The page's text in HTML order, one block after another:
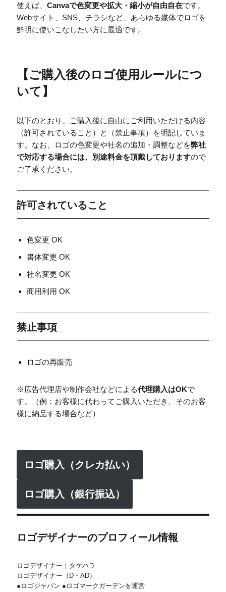
使えば、 Canvaで色変更や拡大・縮小が自由自在です。
Webサイト、SNS、チラシなど、あらゆる媒体でロゴを
鮮明に使いこなしたい方に最適です。
【ご購入後のロゴ使用ルールにつ
いて 】
以下のとおり、ご購入後に自由にご利用いただける内容
（許可されていること）と（禁止事項）を明記していま
す。なお、ロゴの色変更や社名の追加・調整などを弊社
で対応する場合には、別途料金を頂戴しておりますので
ご了承ください。
許可されていること
色変更 OK
書体変更 OK
社名変更 OK
商用利用 OK
禁止事項
ロゴの再販売
※広告代理店や制作会社などによる代理購入はOKで
す。（例：お客様に代わってご購入いただき、そのお客
様に納品する場合など）
ロゴ購入（クレカ払い）
ロゴ購入（銀行振込）
ロゴデザイナーのプロフィール情報
ロゴデザイナー｜タケハラ
ロゴデザイナー（D・AD）
●ロゴジャパン ●ロゴマークガーデンを運営